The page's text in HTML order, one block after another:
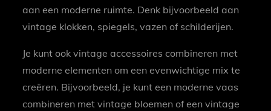
aan een moderne ruimte. Denk bijvoorbeeld aan
vintage klokken, spiegels, vazen of schilderijen.
Je kunt ook vintage accessoires combineren met
moderne elementen om een evenwichtige mix te
creëren. Bijvoorbeeld, je kunt een moderne vaas
combineren met vintage bloemen of een vintage